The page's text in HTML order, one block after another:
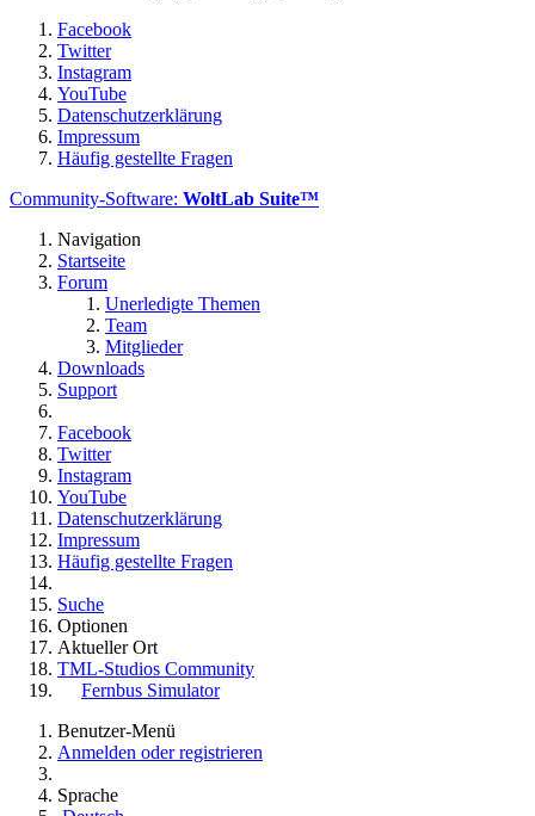
Facebook
Twitter
Instagram
YouTube
Datenschutzerklärung
Impressum
Häufig gestellte Fragen
Community-Software: WoltLab Suite™
Navigation
Startseite
Forum
Unerledigte Themen
Team
Mitglieder
Downloads
Support
Facebook
Twitter
Instagram
YouTube
Datenschutzerklärung
Impressum
Häufig gestellte Fragen
Suche
Optionen
Aktueller Ort
TML-Studios Community
Fernbus Simulator
Benutzer-Menü
Anmelden oder registrieren
Sprache